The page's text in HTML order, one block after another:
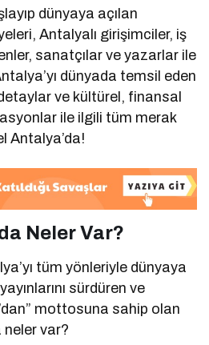
dünyaya açılan
Antalyalı girişimciler, iş
sanatçılar ve yazarlar ile
dünyada temsil eden
ve kültürel, finansal
ile ilgili tüm merak
Antalya’da!
Neler Var?
tüm yönleriyle dünyaya
sürdüren ve
mottosuna sahip olan
var?